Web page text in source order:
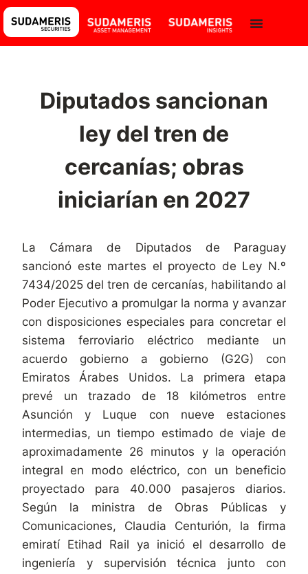
Diputados sancionan
ley del tren de
cercanías; obras
iniciarían en 2027
La Cámara de Diputados de Paraguay
sancionó este martes el proyecto de Ley N.º
7434/2025 del tren de cercanías, habilitando al
Poder Ejecutivo a promulgar la norma y avanzar
con disposiciones especiales para concretar el
sistema ferroviario eléctrico mediante un
acuerdo gobierno a gobierno (G2G) con
Emiratos Árabes Unidos. La primera etapa
prevé un trazado de 18 kilómetros entre
Asunción y Luque con nueve estaciones
intermedias, un tiempo estimado de viaje de
aproximadamente 26 minutos y la operación
integral en modo eléctrico, con un beneficio
proyectado para 40.000 pasajeros diarios.
Según la ministra de Obras Públicas y
Comunicaciones, Claudia Centurión, la firma
emiratí Etihad Rail ya inició el desarrollo de
ingeniería y supervisión técnica junto con